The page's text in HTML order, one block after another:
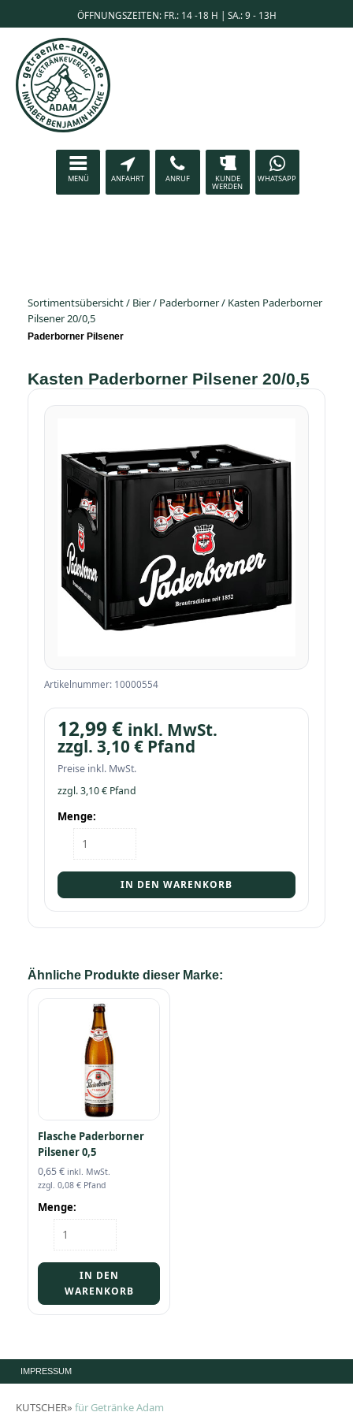
ÖFFNUNGSZEITEN: FR.: 14 -18 H | SA.: 9 - 13H
MENÜ ANFAHRT ANRUF KUNDE
WERDEN
WHATSAPP
Sortimentsübersicht/ Bier/ Paderborner/ Kasten Paderborner
Pilsener 20/0,5
Paderborner Pilsener
Kasten Paderborner Pilsener 20/0,5
Artikelnummer: 10000554
12,99 € inkl. MwSt.
zzgl. 3,10 € Pfand
Preise inkl. MwSt.
zzgl.3,10€ Pfand
Menge:
Kasten
Paderborner
Menge
IN DEN WARENKORB
Ähnliche Produkte dieser Marke:
Flasche Paderborner
Pilsener 0,5
0,65€ inkl. MwSt.
zzgl. 0,08 € Pfand
Menge:
Flasche
Paderborner
Menge
IN DEN
WARENKORB
IMPRESSUM
KUTSCHER» für Getränke Adam